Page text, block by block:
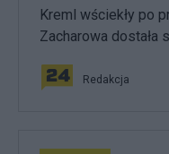
Kreml wściekły po
Zacharowa dostała
Redakcja